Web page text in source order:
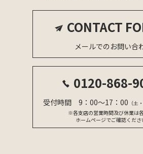
CONTACT
メールでのお問い合
0120-868-
受付時間 9：00〜17：00 （土
※各支店の営業時間及び休業は
ホームページでご確認くださ